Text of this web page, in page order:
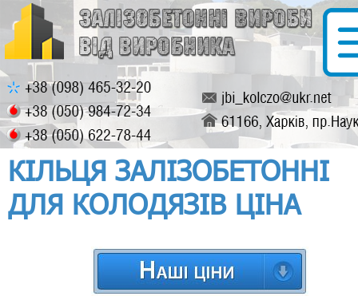
КІЛЬЦЯ ЗАЛІЗОБЕТОННІ
ДЛЯ КОЛОДЯЗІВ ЦІНА